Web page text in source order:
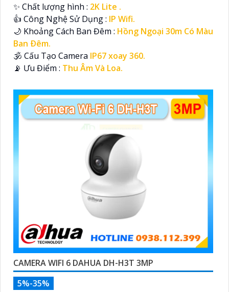
✨ Chất lượng hình : 2K Lite .
👍 Công Nghệ Sử Dụng : IP Wifi.
🌙 Khoảng Cách Ban Đêm : Hồng Ngoại 30m Có Màu
Ban Ðêm.
🕉️ Cấu Tạo Camera IP67 xoay 360.
️📡 Ưu Điểm : Thu Âm Và Loa.
CAMERA WIFI 6 DAHUA DH-H3T 3MP
5%-35%